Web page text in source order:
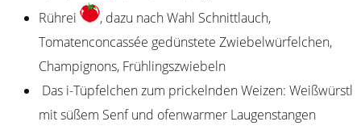
Rührei
, dazu nach Wahl Schnittlauch,
Tomatenconcassée gedünstete Zwiebelwürfelchen,
Champignons, Frühlingszwiebeln
Das i-Tüpfelchen zum prickelnden Weizen: Weißwürstl
mit süßem Senf und ofenwarmer Laugenstangen